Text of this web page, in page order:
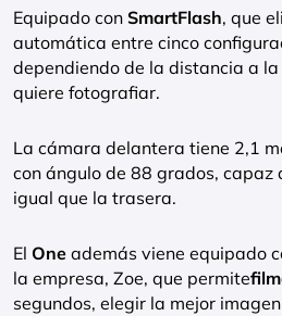
Equipado con SmartFlash, que
automática entre cinco
dependiendo de la distancia a
quiere fotografiar.
La cámara delantera tiene 2,1
con ángulo de 88 grados,
igual que la trasera.
El One además viene equipado
la empresa, Zoe, que permite
segundos, elegir la mejor